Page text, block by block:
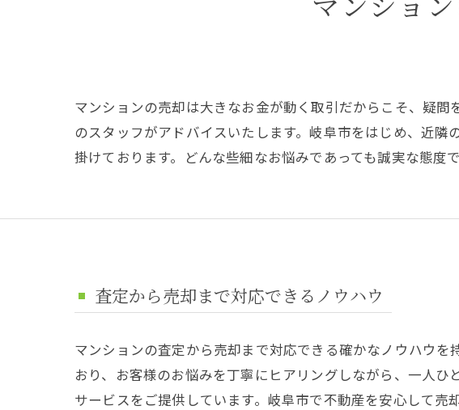
マンションの売却は大きなお金が動く取引だからこそ、疑
のスタッフがアドバイスいたします。岐阜市をはじめ、近
掛けております。どんな些細なお悩みであっても誠実な態度
査定から売却まで対応できるノウハウ
マンションの査定から売却まで対応できる確かなノウハウを
おり、お客様のお悩みを丁寧にヒアリングしながら、一人ひ
サービスをご提供しています。岐阜市で不動産を安心して売